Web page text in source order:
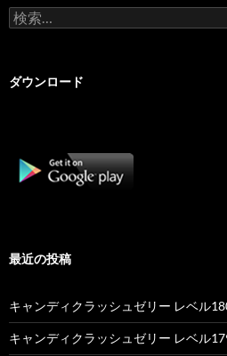
検
索:
ダウンロード
最近の投稿
キャンディクラッシュゼリー レベル
キャンディクラッシュゼリー レベル